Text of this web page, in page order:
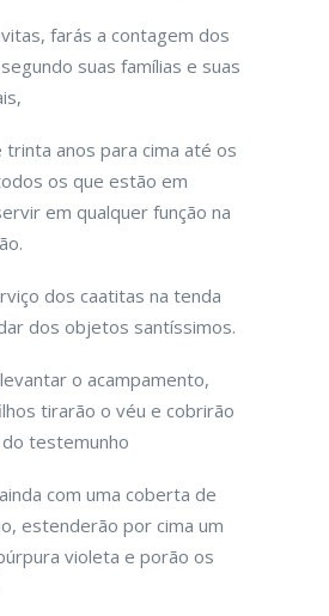
farás a contagem dos
suas famílias e suas
trinta anos para cima até os
os que estão em
em qualquer função na
dos caatitas na tenda
dos objetos santíssimos.
o acampamento,
tirarão o véu e cobrirão
testemunho
com uma coberta de
estenderão por cima um
violeta e porão os